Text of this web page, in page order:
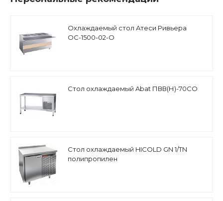
Охлаждаемый стол Атеси Ривьера
ОС-1500-02-О
Стол охлаждаемый Abat ПВВ(Н)-70СО
Стол охлаждаемый HICOLD GN 1/TN
полипропилен